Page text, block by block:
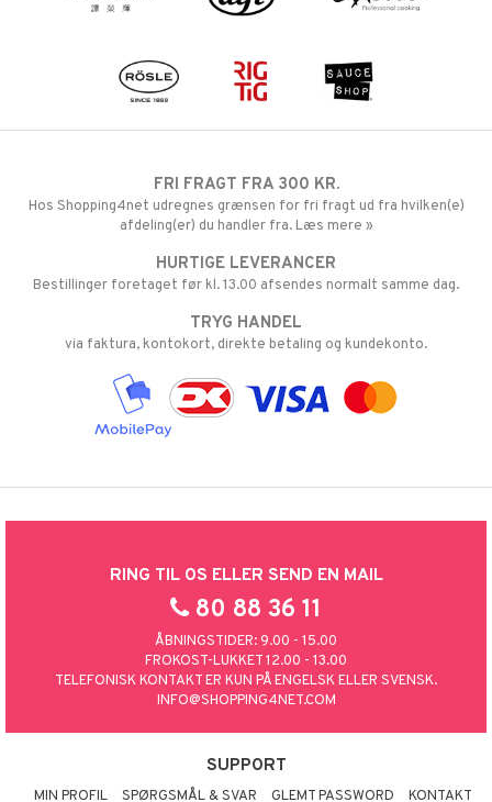
FRI FRAGT FRA 300 KR.
Hos Shopping4net udregnes grænsen for fri fragt ud fra hvilken(e)
afdeling(er) du handler fra. Læs mere »
HURTIGE LEVERANCER
Bestillinger foretaget før kl. 13.00 afsendes normalt samme dag.
TRYG HANDEL
via faktura, kontokort, direkte betaling og kundekonto.
RING TIL OS ELLER SEND EN MAIL
80 88 36 11
ÅBNINGSTIDER: 9.00 - 15.00
FROKOST-LUKKET 12.00 - 13.00
TELEFONISK KONTAKT ER KUN PÅ ENGELSK ELLER SVENSK.
INFO@SHOPPING4NET.COM
SUPPORT
MIN PROFIL SPØRGSMÅL & SVAR GLEMT PASSWORD KONTAKT